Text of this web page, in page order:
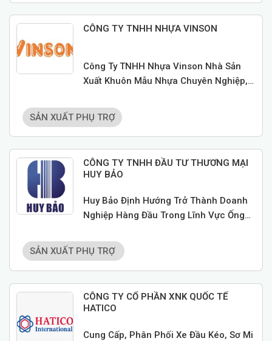
CÔNG TY TNHH NHỰA VINSON
SẢN XUẤT PHỤ TRỢ
Công Ty TNHH Nhựa Vinson Nhà Sản
Xuất Khuôn Mẫu Nhựa Chuyên Nghiệp,
Xác Cao, Nhà Sản Xuất Dòng Nhỏ Mắt
Vô Khuẩn , Sản Xuất Chai Nhựa Xịt Tai
Mũi Họng ... Đạt ISO 15378 Và Năng
CÔNG TY TNHH ĐẦU TƯ THƯƠNG MẠI
HUY BẢO
SẢN XUẤT PHỤ TRỢ
Huy Bảo Định Hướng Trở Thành Doanh
Nghiệp Hàng Đầu Trong Lĩnh Vực Ống
Khẳng Định Năng Lực Cạnh Tranh Trong
Khu Vực Và Quốc Tế.
CÔNG TY CỔ PHẦN XNK QUỐC TẾ
HATICO
Cung Cấp, Phân Phối Xe Đầu Kéo, Sơ Mi